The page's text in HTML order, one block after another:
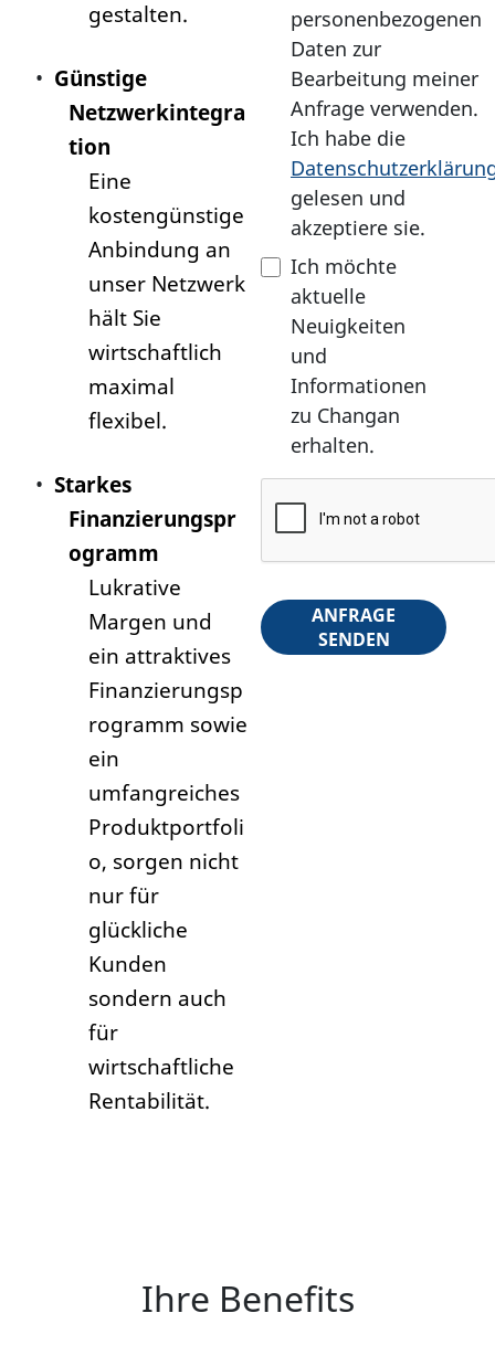
gestalten.
• Günstige
Netzwerkintegra
tion
Eine
kostengünstige
Anbindung an
unser Netzwerk
hält Sie
wirtschaftlich
maximal
flexibel.
• Starkes
Finanzierungspr
ogramm
Lukrative
Margen und
ein attraktives
Finanzierungsp
rogramm sowie
ein
umfangreiches
Produktportfoli
o, sorgen nicht
nur für
glückliche
Kunden
sondern auch
für
wirtschaftliche
Rentabilität.
personenbezogenen
Daten zur
Bearbeitung meiner
Anfrage verwenden.
Ich habe die
gelesen und
akzeptiere sie.
Ich möchte
aktuelle
Neuigkeiten
und
Informationen
zu Changan
erhalten.
ANFRAGE
SENDEN
Ihre Benefits